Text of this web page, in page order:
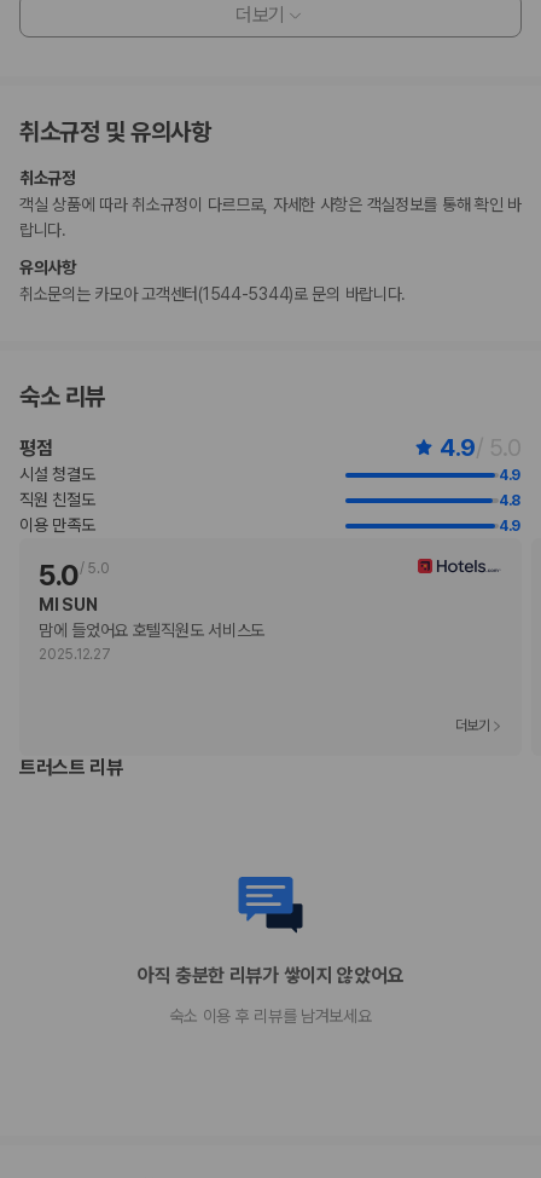
시스템, 구급상자 등을 갖추고 있습니다.
이 숙박 시설은 ALLSAFE(아코르 호텔)의 청소 및 소독 지침을 준수합니다.
마사지 서비스 및 스파 트리트먼트의 경우 사전 예약이 필요합니다. 예약
확인 메일에 나와 있는 연락처 정보로 도착 전에 호텔에 연락하여 예약하실
수 있습니다.
만 17 세 이하 아동은 부모 또는 보호자와 같은 객실에서 침구를 추가하지
않고 이용할 경우 무료로 숙박할 수 있습니다(최대 2명).
이용 상황에 따라 객실 연결이 가능하며, 예약 확인 메일에 나와 있는 번호
입니다.
비대면 체크아웃 서비스를 이용하실 수 있습니다.
이 숙박 시설에서는 고객의 모든 성적 지향과 성 정체성을 존중합니다(성소
수자(LGBTQ+) 환영).
지불 요금
체크인 또는 체크아웃 시 숙박 시설에서 다음 요금을 청구할 수 있습니다(요금에
리조트 이용료: 1박 기준, 숙소당 USD 52.29
이 숙박 시설에서 제공한 모든 요금 정보가 포함되어 있습니다.
부가 정보
주차 대행 요금: 1일 기준, USD 65(자유롭게 출입 가능)
금액일 수 있으며 변경될 수 있습니다.
더보기
취소규정 및 유의사항
취소규정
객실 상품에 따라 취소규정이 다르므로, 자세한 사항은 객실정보를 통해 확인 바
랍니다.
유의사항
취소문의는 카모아 고객센터(1544-5344)로 문의 바랍니다.
숙소 리뷰
평점 4.9/ 5.0
시설 청결도 4.9
직원 친절도 4.8
이용 만족도 4.9
5.0/ 5.0
MI SUN
맘에 들었어요 호텔직원도 서비스도
2025.12.27
더보기
트러스트 리뷰
아직 충분한 리뷰가 쌓이지 않았어요
숙소 이용 후 리뷰를 남겨보세요